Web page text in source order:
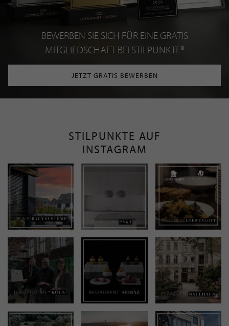
BEWERBEN SIE SICH FÜR EINE GRATIS
MITGLIEDSCHAFT BEI STILPUNKTE®
JETZT GRATIS BEWERBEN
STILPUNKTE AUF
INSTAGRAM